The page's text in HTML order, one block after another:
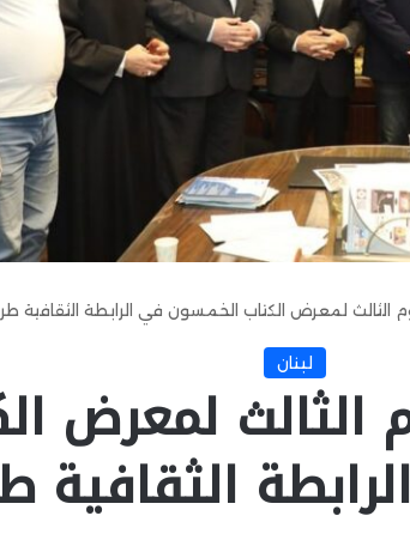
الثالث لمعرض الكتاب الخمسون في الرابطة الثقافية
لبنان
الثالث لمعرض
الثقافية